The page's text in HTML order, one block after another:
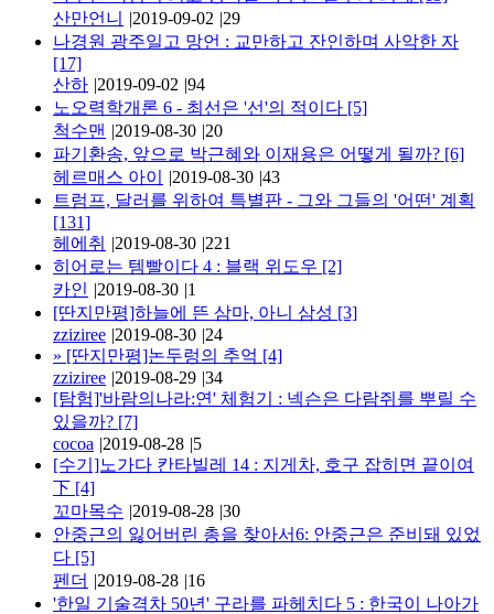
산만언니
|2019-09-02 |29
나경원 광주일고 망언 : 교만하고 잔인하며 사악한 자
[17]
산하 |2019-09-02 |94
노오력학개론 6 - 최선은 '선'의 적이다 [5]
척수맨 |2019-08-30 |20
파기환송, 앞으로 박근혜와 이재용은 어떻게 될까? [6]
헤르매스 아이
|2019-08-30 |43
트럼프, 달러를 위하여 특별판 - 그와 그들의 '어떤' 계획
[131]
헤에취 |2019-08-30 |221
히어로는 템빨이다 4 : 블랙 위도우 [2]
카인 |2019-08-30 |1
[딴지만평]하늘에 뜬 삼마, 아니 삼성 [3]
zziziree |2019-08-30 |24
» [딴지만평]논두렁의 추억 [4]
zziziree |2019-08-29 |34
[탐험]'바람의나라:연' 체험기 : 넥슨은 다람쥐를 뿌릴 수
있을까? [7]
cocoa |2019-08-28 |5
[수기]노가다 칸타빌레 14 : 지게차, 호구 잡히면 끝이여
下 [4]
꼬마목수 |2019-08-28 |30
안중근의 잃어버린 총을 찾아서6: 안중근은 준비돼 있었
다 [5]
펜더 |2019-08-28 |16
'한일 기술격차 50년' 구라를 파헤치다 5 : 한국이 나아가